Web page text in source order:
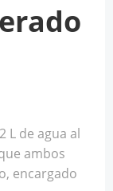
L de agua al
ambos
encargado